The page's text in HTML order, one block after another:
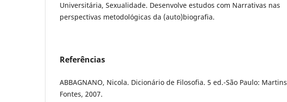
Universitária, Sexualidade. Desenvolve estudos com Narrativas nas
perspectivas metodológicas da (auto)biografia.
Referências
ABBAGNANO, Nicola. Dicionário de Filosofia. 5 ed.-São Paulo: Martins
Fontes, 2007.